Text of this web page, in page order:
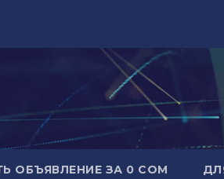
ОБЪЯВЛЕНИЕ ЗА 0 СОМ